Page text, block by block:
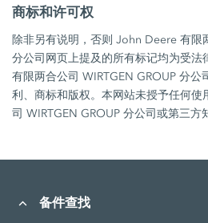
商标和许可权
除非另有说明，否则 John Deere 有限
分公司网页上提及的所有标记均为受
有限两合公司 WIRTGEN GROUP 分
利、商标和版权。本网站未授予任何
司 WIRTGEN GROUP 分公司或第三方
备件查找